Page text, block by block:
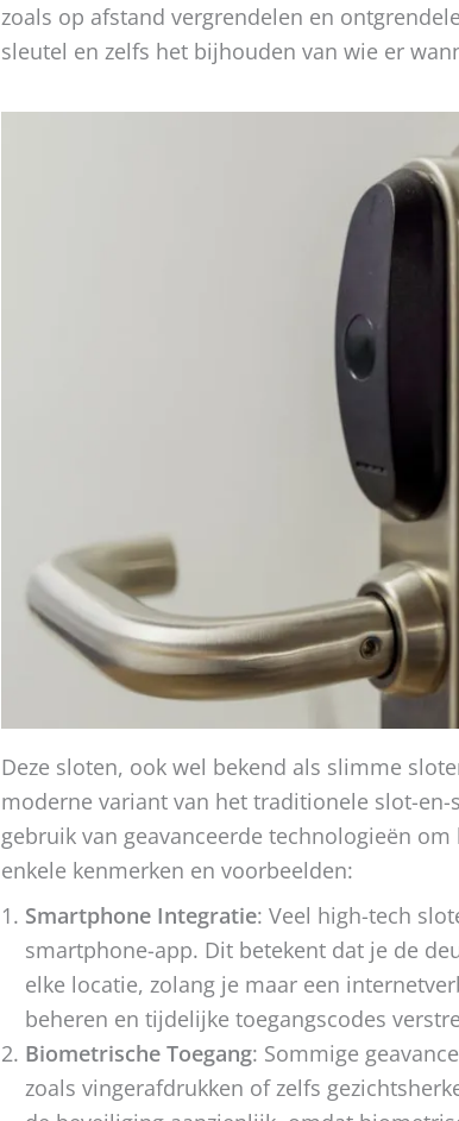
zoals op afstand vergrendelen en
sleutel en zelfs het bijhouden van wie er
Deze sloten, ook wel bekend als slimme
moderne variant van het traditionele slot-
gebruik van geavanceerde technologieën
enkele kenmerken en voorbeelden:
Smartphone Integratie: Veel high-tech
smartphone-app. Dit betekent dat je de
elke locatie, zolang je maar een
beheren en tijdelijke toegangscodes
Biometrische Toegang: Sommige
zoals vingerafdrukken of zelfs